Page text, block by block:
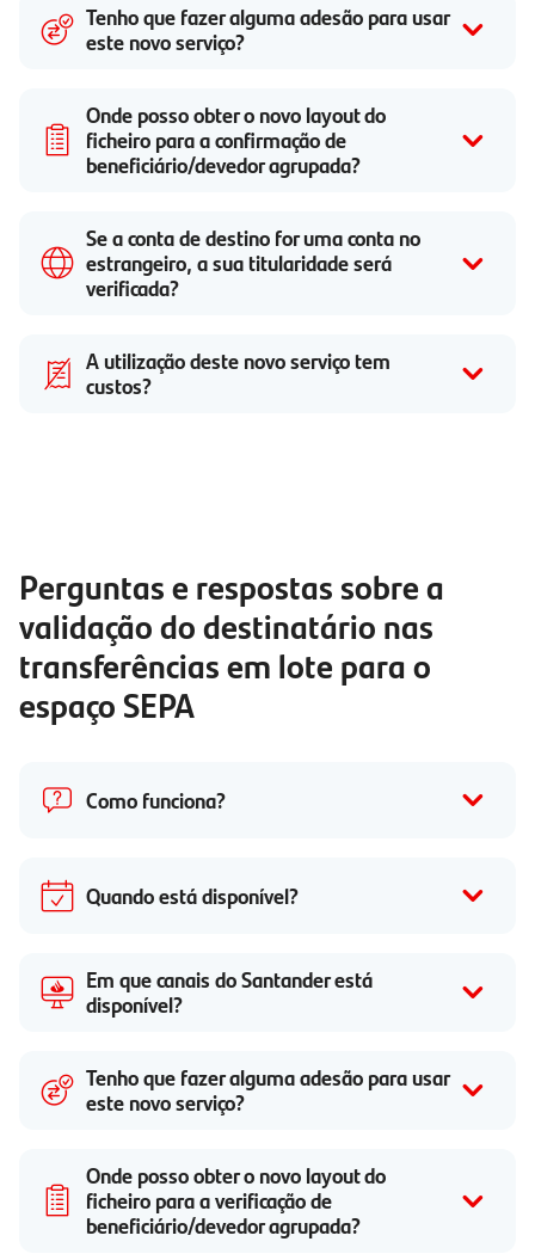
Tenho que fazer alguma adesão para usar
este novo serviço?
Onde posso obter o novo layout do
ficheiro para a confirmação de
beneficiário/devedor agrupada?
Se a conta de destino for uma conta no
estrangeiro, a sua titularidade será
verificada?
A utilização deste novo serviço tem
custos?
Perguntas e respostas sobre a
validação do destinatário nas
transferências em lote para o
espaço SEPA
Como funciona?
Quando está disponível?
Em que canais do Santander está
disponível?
Tenho que fazer alguma adesão para usar
este novo serviço?
Onde posso obter o novo layout do
ficheiro para a verificação de
beneficiário/devedor agrupada?